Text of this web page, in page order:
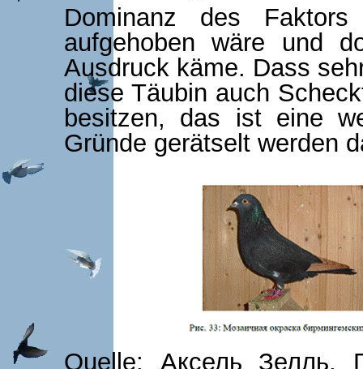
Dominanz des
aufgehoben wäre und
Ausdruck käme. Dass
diese Täubin auch
besitzen, das ist eine
Gründe gerätselt werden
Quelle: Аксель Зелль,